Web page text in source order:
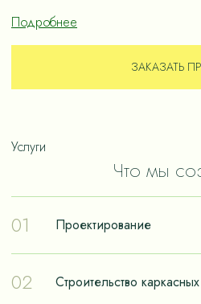
Подробнее
ЗАКАЗАТЬ
Услуги
Что мы
01
Проектирование
реализации мечты о
02 Строительство